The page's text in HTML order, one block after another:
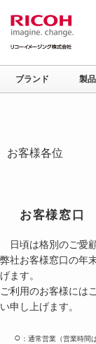
ブランド 製品
お客様各位
お客様窓口
日頃は格別のご愛
弊社お客様窓口の年
げます。
ご利用のお客様には
い申し上げます。
○ ：通常営業（営業時